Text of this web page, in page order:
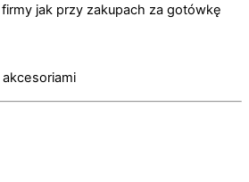
jak przy zakupach za gotówkę
akcesoriami